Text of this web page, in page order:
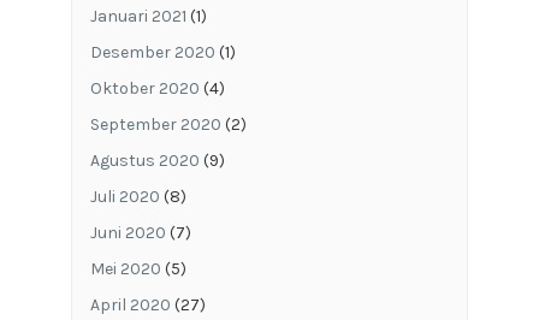
Januari 2021 (1)
Desember 2020 (1)
Oktober 2020 (4)
September 2020 (2)
Agustus 2020 (9)
Juli 2020 (8)
Juni 2020 (7)
Mei 2020 (5)
April 2020 (27)